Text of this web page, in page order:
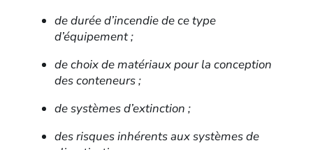
de durée d’incendie de ce type
d’équipement ;
de choix de matériaux pour la conception
des conteneurs ;
de systèmes d’extinction ;
des risques inhérents aux systèmes de